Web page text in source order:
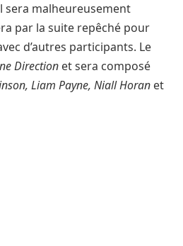
sera malheureusement
par la suite repêché pour
d’autres participants. Le
Direction et sera composé
Liam Payne, Niall Horan et